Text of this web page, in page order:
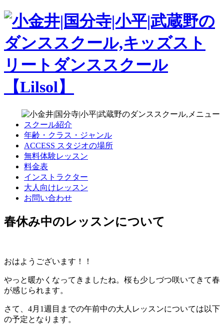
スクール紹介
年齢・クラス・ジャンル
ACCESS スタジオの場所
無料体験レッスン
料金表
インストラクター
大人向けレッスン
お問い合わせ
春休み中のレッスンについて
おはようございます！！
やっと暖かくなってきましたね。桜も少しづつ咲いてきて春
が感じられます。
さて、4月1週目までの午前中の大人レッスンについては以下
の予定となります。